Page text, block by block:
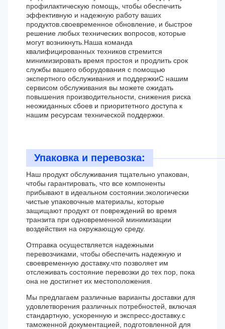
профилактическую помощь, чтобы обеспечить
эффективную и надежную работу ваших
продуктов.своевременное обновление, и быстрое
решение любых технических вопросов, которые
могут возникнуть.Наша команда
квалифицированных техников стремится
минимизировать время простоя и продлить срок
службы вашего оборудования с помощью
экспертного обслуживания и поддержкиС нашим
сервисом обслуживания вы можете ожидать
повышения производительности, снижения риска
неожиданных сбоев и приоритетного доступа к
нашим ресурсам технической поддержки.
Упаковка и перевозка:
Наш продукт обслуживания тщательно упакован,
чтобы гарантировать, что все компоненты
прибывают в идеальном состоянии.экологически
чистые упаковочные материалы, которые
защищают продукт от повреждений во время
транзита при одновременной минимизации
воздействия на окружающую среду.
Отправка осуществляется надежными
перевозчиками, чтобы обеспечить надежную и
своевременную доставку.что позволяет им
отслеживать состояние перевозки до тех пор, пока
она не достигнет их местоположения.
Мы предлагаем различные варианты доставки для
удовлетворения различных потребностей, включая
стандартную, ускоренную и экспресс-доставку.с
таможенной документацией, подготовленной для